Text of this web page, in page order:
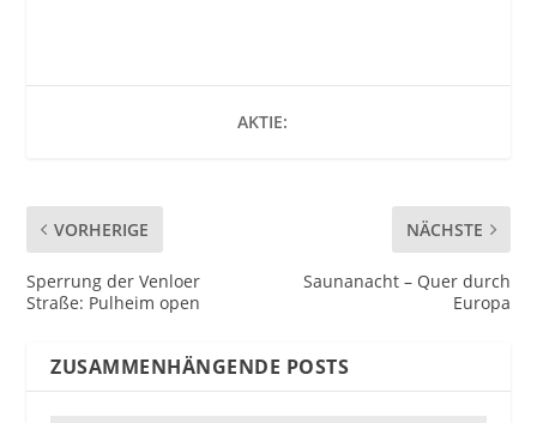
AKTIE:
VORHERIGE
Sperrung der Venloer
Straße: Pulheim open
NÄCHSTE
Saunanacht – Quer durch
Europa
ZUSAMMENHÄNGENDE POSTS